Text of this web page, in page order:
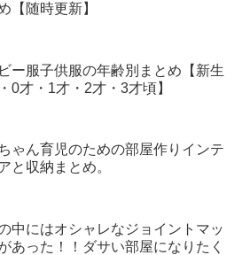
【随時更新】
ー服子供服の年齢別まとめ【新生
0才・1才・2才・3才頃】
ゃん育児のための部屋作りインテ
と収納まとめ。
中にはオシャレなジョイントマッ
あった！！ダサい部屋になりたく